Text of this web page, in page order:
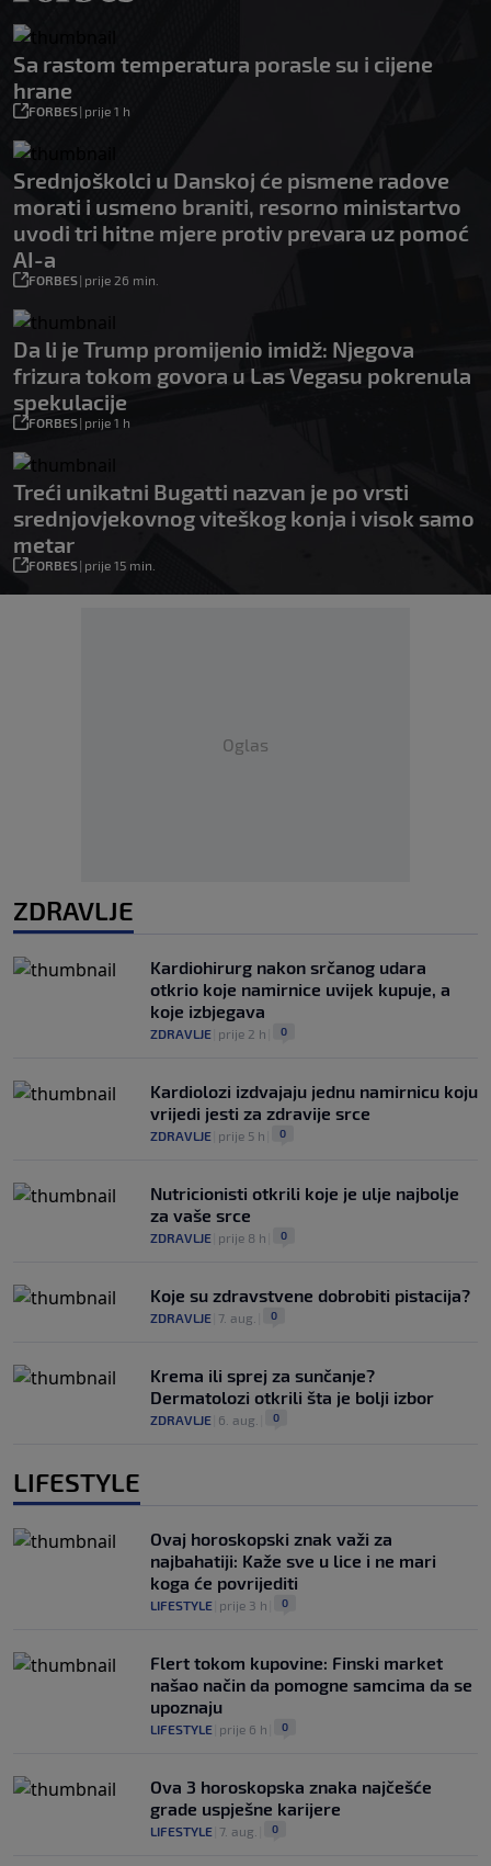
Sa rastom temperatura porasle su i cijene
hrane
FORBES| prije 1 h
Srednjoškolci u Danskoj će pismene radove
morati i usmeno braniti, resorno ministartvo
uvodi tri hitne mjere protiv prevara uz pomoć
AI-a
FORBES| prije 26 min.
Da li je Trump promijenio imidž: Njegova
frizura tokom govora u Las Vegasu pokrenula
spekulacije
FORBES| prije 1 h
Treći unikatni Bugatti nazvan je po vrsti
srednjovjekovnog viteškog konja i visok samo
metar
FORBES| prije 15 min.
Oglas
ZDRAVLJE
Kardiohirurg nakon srčanog udara
otkrio koje namirnice uvijek kupuje, a
koje izbjegava
ZDRAVLJE prije 2 h 0
Kardiolozi izdvajaju jednu namirnicu koju
vrijedi jesti za zdravije srce
ZDRAVLJE prije 5 h 0
Nutricionisti otkrili koje je ulje najbolje
za vaše srce
ZDRAVLJE prije 8 h 0
Koje su zdravstvene dobrobiti pistacija?
ZDRAVLJE 7. aug. 0
Krema ili sprej za sunčanje?
Dermatolozi otkrili šta je bolji izbor
ZDRAVLJE 6. aug. 0
LIFESTYLE
Ovaj horoskopski znak važi za
najbahatiji: Kaže sve u lice i ne mari
koga će povrijediti
LIFESTYLE prije 3 h 0
Flert tokom kupovine: Finski market
našao način da pomogne samcima da se
upoznaju
LIFESTYLE prije 6 h 0
Ova 3 horoskopska znaka najčešće
grade uspješne karijere
LIFESTYLE 7. aug. 0